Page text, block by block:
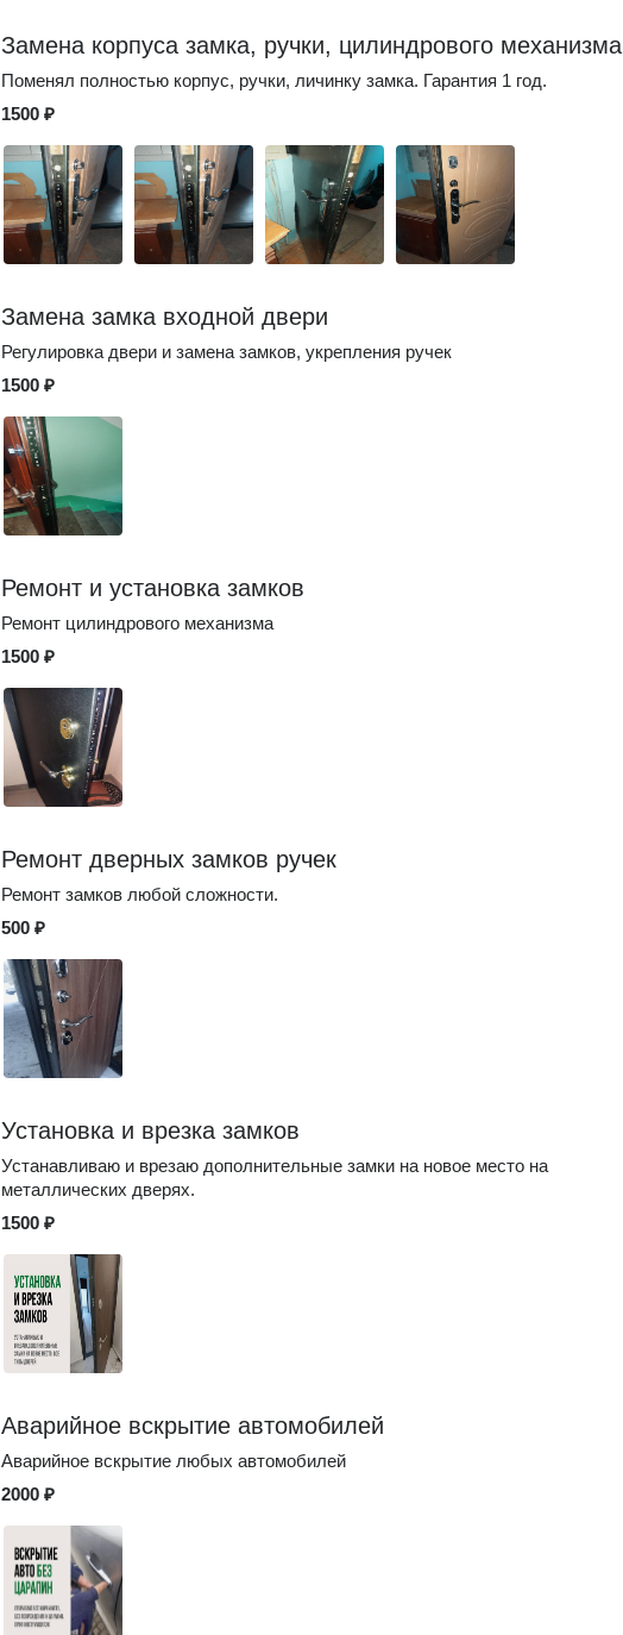
Замена корпуса замка, ручки, цилиндрового механизма
Поменял полностью корпус, ручки, личинку замка. Гарантия 1 год.
1500 ₽
Замена замка входной двери
Регулировка двери и замена замков, укрепления ручек
1500 ₽
Ремонт и установка замков
Ремонт цилиндрового механизма
1500 ₽
Ремонт дверных замков ручек
Ремонт замков любой сложности.
500 ₽
Установка и врезка замков
Устанавливаю и врезаю дополнительные замки на новое место на
металлических дверях.
1500 ₽
Аварийное вскрытие автомобилей
Аварийное вскрытие любых автомобилей
2000 ₽